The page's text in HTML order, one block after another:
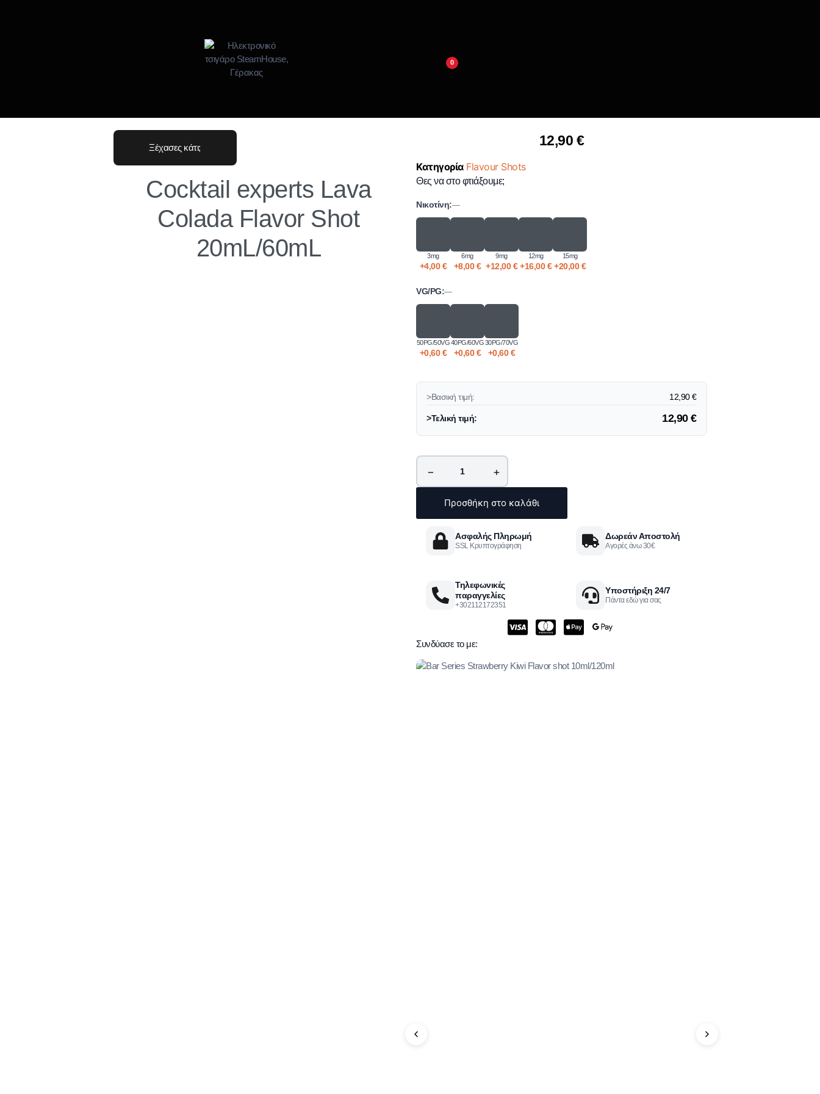
0
Ξέχασες κάτι;
Cocktail experts Lava
Colada Flavor Shot
20mL/60mL
12,90 €
Κατηγορία Flavour Shots
Θες να στο φτιάξουμε;
Νικοτίνη:—
3mg
+4,00€
6mg
+8,00€
9mg
+12,00€
12mg
+16,00€
15mg
+20,00€
VG/PG:—
50PG/50VG
+0,60€
40PG/60VG
+0,60€
30PG/70VG
+0,60€
>Βασική τιμή: 12,90€
>Τελική τιμή: 12,90 €
− +
Προσθήκη στο καλάθι
Ασφαλής Πληρωμή
SSL Κρυπτογράφηση
Δωρεάν Αποστολή
Αγορές άνω 30€
Τηλεφωνικές
παραγγελίες
+302112172351
Υποστήριξη 24/7
Πάντα εδώ για σας
Συνδύασε το με: